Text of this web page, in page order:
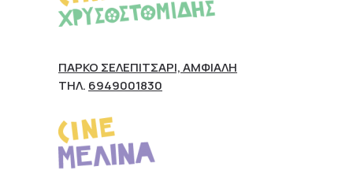
ΠΆΡΚΟ ΣΕΛΕΠΊΤΣΑΡΙ, ΑΜΦΙΆΛΗ
ΤΗΛ. 6949001830